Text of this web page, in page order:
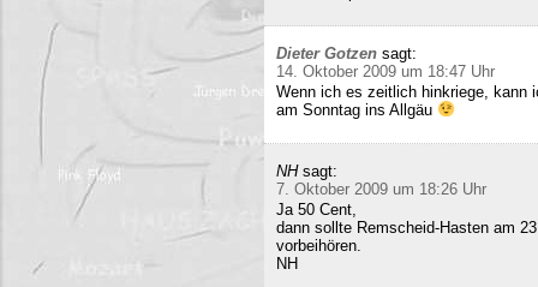
Dieter Gotzen sagt:
14. Oktober 2009 um 18:47 Uhr
Wenn ich es zeitlich hinkriege, kann
am Sonntag ins Allgäu
NH sagt:
7. Oktober 2009 um 18:26 Uhr
Ja 50 Cent,
dann sollte Remscheid-Hasten am
vorbeihören.
NH